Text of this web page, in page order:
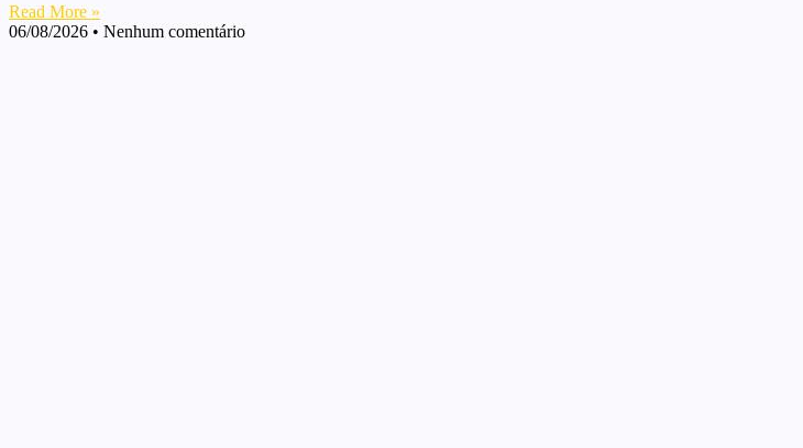
Read More »
06/08/2026
Nenhum comentário